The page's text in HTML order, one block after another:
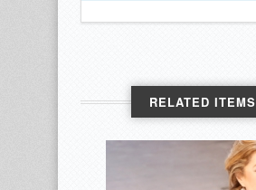
RELATED ITEMS